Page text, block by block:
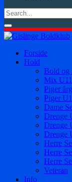
Forside
Hold
Bold og
Mix U11
Piger
Piger
Dame
Drenge
Drenge
Drenge
Herre
Herre
Herre
Veteran
Info